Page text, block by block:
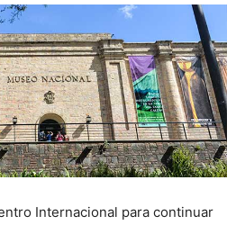
Internacional para continuar